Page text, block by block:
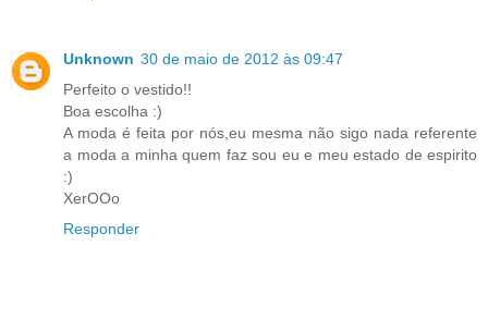
Unknown 30 de maio de 2012 às 09:47
Perfeito o vestido!!
Boa escolha :)
A moda é feita por nós,eu mesma não sigo nada referente
a moda a minha quem faz sou eu e meu estado de espirito
:)
XerOOo
Responder